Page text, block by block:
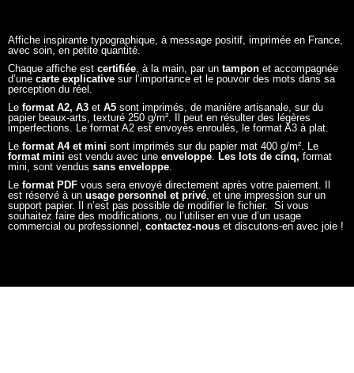
Affiche inspirante typographique, à message positif, imprimée en France,
avec soin, en petite quantité.
Chaque affiche est certifiée, à la main, par un tampon et accompagnée
d’une carte explicative sur l’importance et le pouvoir des mots dans sa
perception du réel.
Le format A2, A3 et A5 sont imprimés, de manière artisanale, sur du
papier beaux-arts, texturé 250 g/m². Il peut en résulter des légères
imperfections. Le format A2 est envoyés enroulés, le format A3 à plat.
Le format A4 et mini sont imprimés sur du papier mat 400 g/m². Le
format mini est vendu avec une enveloppe. Les lots de cinq, format
mini, sont vendus sans enveloppe.
Le format PDF vous sera envoyé directement après votre paiement. Il
est réservé à un usage personnel et privé, et une impression sur un
support papier. Il n’est pas possible de modifier le fichier. Si vous
souhaitez faire des modifications, ou l’utiliser en vue d’un usage
commercial ou professionnel, contactez-nous et discutons-en avec joie !